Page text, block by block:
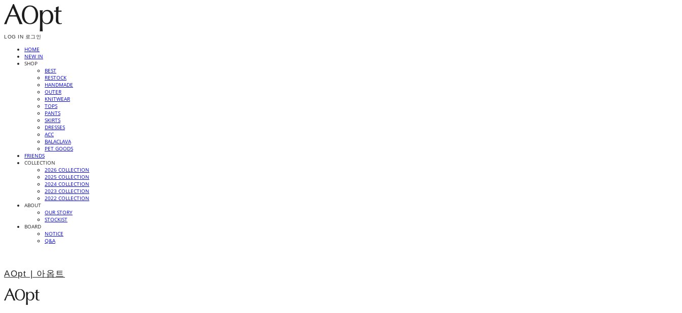
LOG IN 로그인
HOME
NEW IN
SHOP
BEST
RESTOCK
HANDMADE
OUTER
KNITWEAR
TOPS
PANTS
SKIRTS
DRESSES
ACC
BALACLAVA
PET GOODS
FRIENDS
COLLECTION
2026 COLLECTION
2025 COLLECTION
2024 COLLECTION
2023 COLLECTION
2022 COLLECTION
ABOUT
OUR STORY
STOCKIST
BOARD
NOTICE
Q&A
AOpt | 아옵트